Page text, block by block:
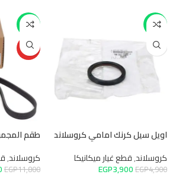
-20%
اويل سيل كرنك امامي كروسلاند
كروسلاند,قطع غيار ميكانيكا
EGP4,900
EGP3,900
-43%
HOT
طقم
كروسلاند,
EGP11,800